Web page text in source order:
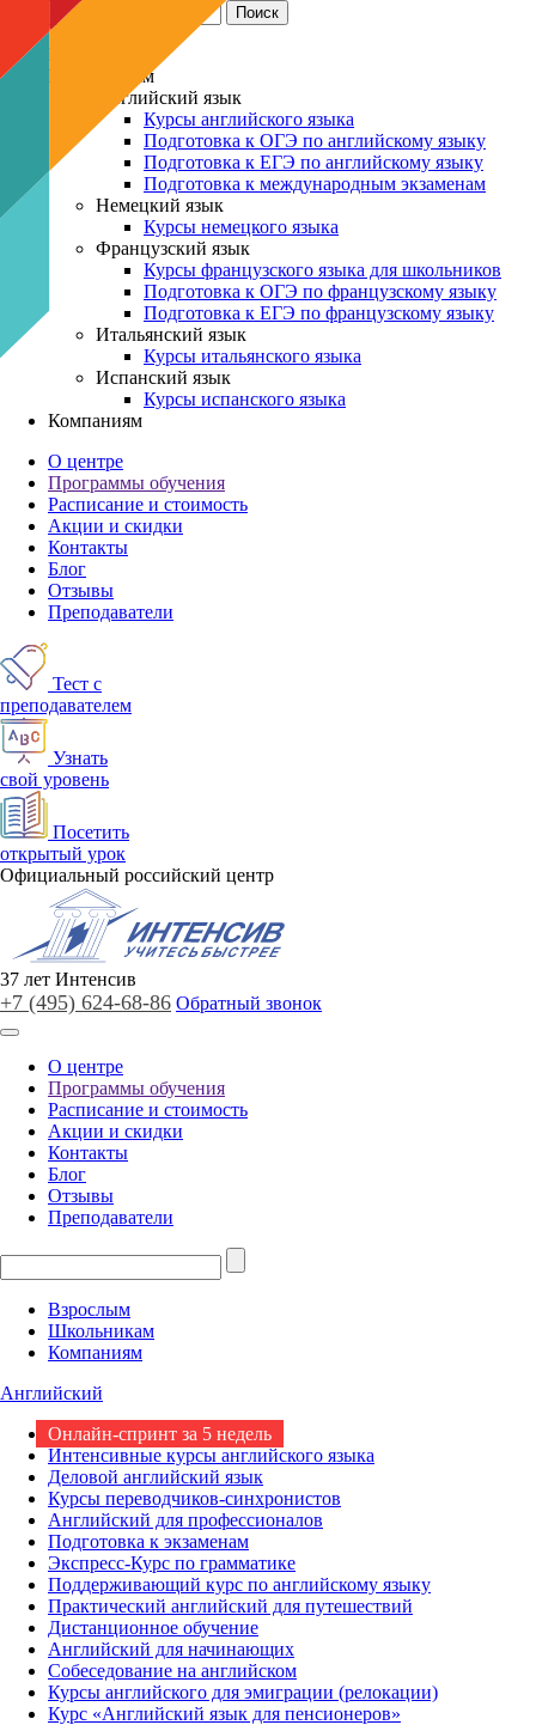
Взрослым
Школьникам
Английский язык
Курсы английского языка
Подготовка к ОГЭ по английскому языку
Подготовка к ЕГЭ по английскому языку
Подготовка к международным экзаменам
Немецкий язык
Курсы немецкого языка
Французский язык
Курсы французского языка для школьников
Подготовка к ОГЭ по французскому языку
Подготовка к ЕГЭ по французскому языку
Итальянский язык
Курсы итальянского языка
Испанский язык
Курсы испанского языка
Компаниям
О центре
Программы обучения
Расписание и стоимость
Акции и скидки
Контакты
Блог
Отзывы
Преподаватели
Тест с
преподавателем
Узнать
свой уровень
Посетить
открытый урок
Официальный российский центр
37 лет Интенсив
+7 (495) 624-68-86 Обратный звонок
О центре
Программы обучения
Расписание и стоимость
Акции и скидки
Контакты
Блог
Отзывы
Преподаватели
Взрослым
Школьникам
Компаниям
Английский
Онлайн-спринт за 5 недель
Интенсивные курсы английского языка
Деловой английский язык
Курсы переводчиков-синхронистов
Английский для профессионалов
Подготовка к экзаменам
Экспресс-Курс по грамматике
Поддерживающий курс по английскому языку
Практический английский для путешествий
Дистанционное обучение
Английский для начинающих
Собеседование на английском
Курсы английского для эмиграции (релокации)
Курс «Английский язык для пенсионеров»